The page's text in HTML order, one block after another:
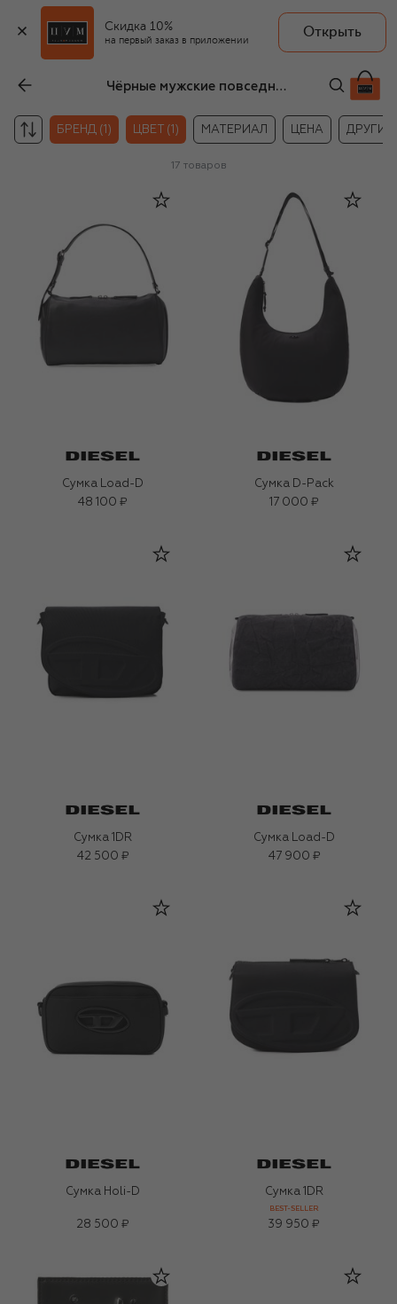
Скидка 10%
на первый заказ в приложении
Открыть
Чёрные мужские повседневные сумки Diesel
БРЕНД (1) ЦВЕТ (1) МАТЕРИАЛ ЦЕНА ДРУГИЕ
17 товаров
Сумка Load-D
48 100 ₽
Сумка D-Pack
17 000 ₽
Сумка 1DR
42 500 ₽
Сумка Load-D
47 900 ₽
Сумка Holi-D
28 500 ₽
Сумка 1DR
BEST-SELLER
39 950 ₽